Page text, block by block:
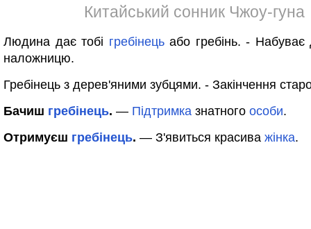
Китайський сонник Чжоу-гуна
Людина дає тобі гребінецьабо гребінь. - Набуває
наложницю.
Гребінець з дерев'яними зубцями. - Закінчення
Бачиш гребінець. — Підтримка знатного особи.
Отримуєш гребінець. — З'явиться красива жінка.